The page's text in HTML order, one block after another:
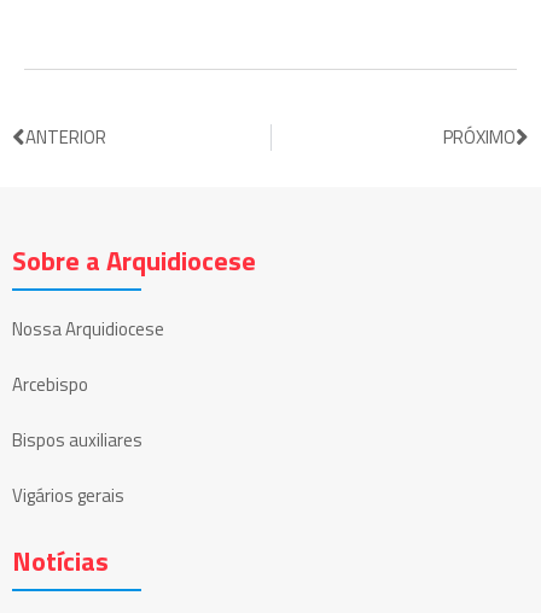
ANTERIOR PRÓXIMO
Sobre a Arquidiocese
Nossa Arquidiocese
Arcebispo
Bispos auxiliares
Vigários gerais
Notícias